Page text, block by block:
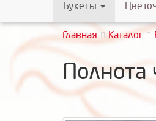
Букеты
Главная Каталог
Полнота